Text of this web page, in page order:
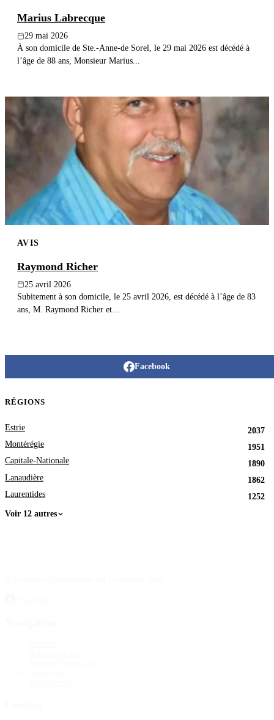
Marius Labrecque
29 mai 2026
À son domicile de Ste.-Anne-de Sorel, le 29 mai 2026 est décédé à
l’âge de 88 ans, Monsieur Marius...
AVIS
Raymond Richer
25 avril 2026
Subitement à son domicile, le 25 avril 2026, est décédé à l’âge de 83
ans, M. Raymond Richer et...
Facebook
RÉGIONS
Estrie
2037
Montérégie
1951
Capitale-Nationale
1890
Lanaudière
1862
Laurentides
1252
Voir 12 autres